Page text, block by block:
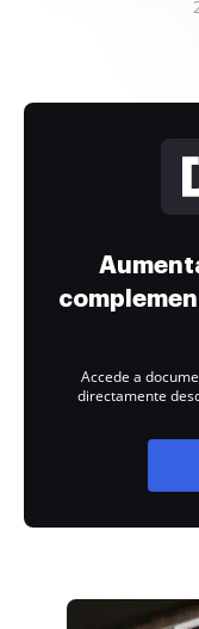
Accede a
directamente